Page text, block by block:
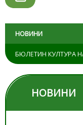
НОВИНИ
БЮЛЕТИН КУЛТУРА
НОВИНИ